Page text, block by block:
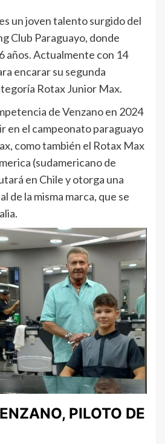
un joven talento surgido del
Club Paraguayo, donde
años. Actualmente con 14
encarar su segunda
Rotax Junior Max.
de Venzano en 2024
en el campeonato paraguayo
como también el Rotax Max
(sudamericano de
en Chile y otorga una
de la misma marca, que se
PILOTO DE